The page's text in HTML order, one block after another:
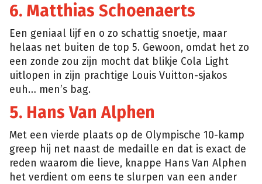
6. Matthias Schoenaerts
Een geniaal lijf en o zo schattig snoetje, maar
helaas net buiten de top 5. Gewoon, omdat het zo
een zonde zou zijn mocht dat blikje Cola Light
uitlopen in zijn prachtige Louis Vuitton-sjakos
euh… men’s bag.
5. Hans Van Alphen
Met een vierde plaats op de Olympische 10-kamp
greep hij net naast de medaille en dat is exact de
reden waarom die lieve, knappe Hans Van Alphen
het verdient om eens te slurpen van een ander